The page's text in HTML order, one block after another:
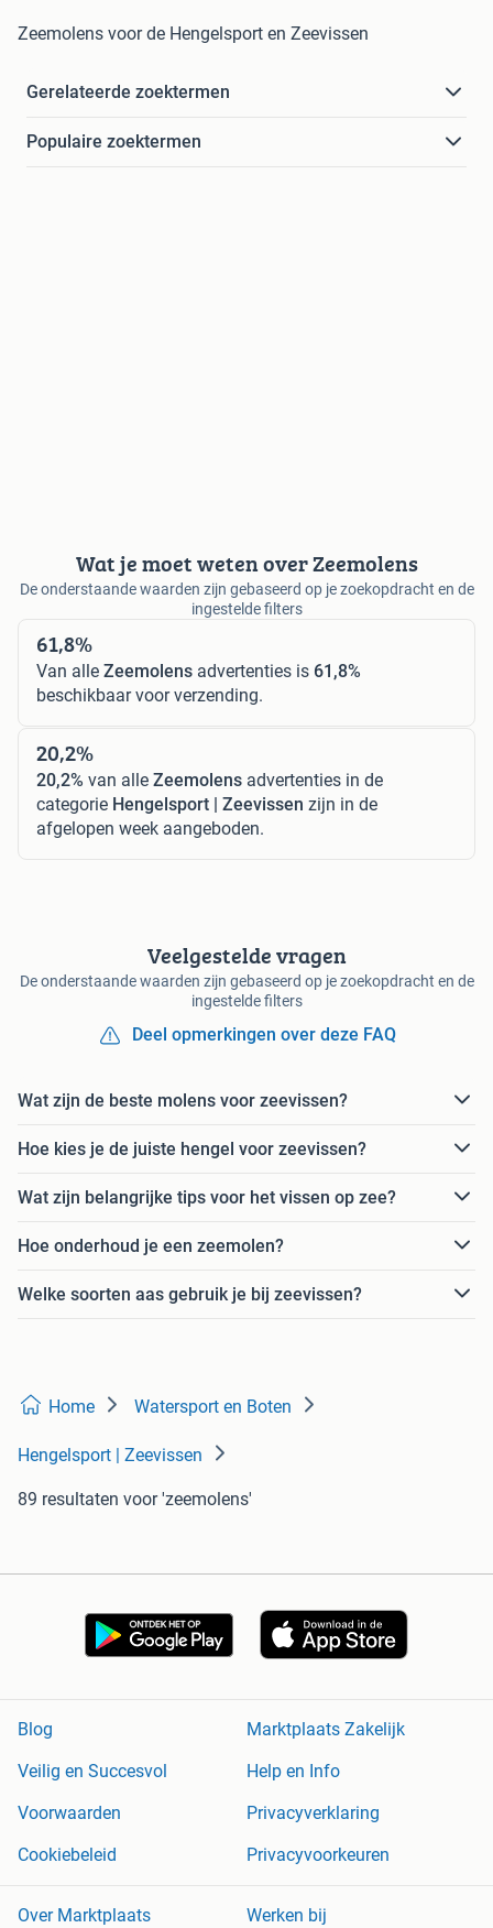
Zeemolens voor de Hengelsport en Zeevissen
Gerelateerde zoektermen
Populaire zoektermen
Wat je moet weten over Zeemolens
De onderstaande waarden zijn gebaseerd op je zoekopdracht en de
ingestelde filters
61,8%
Van alle Zeemolens advertenties is 61,8%
beschikbaar voor verzending.
20,2%
20,2% van alle Zeemolens advertenties in de
categorie Hengelsport | Zeevissen zijn in de
afgelopen week aangeboden.
Veelgestelde vragen
De onderstaande waarden zijn gebaseerd op je zoekopdracht en de
ingestelde filters
Deel opmerkingen over deze FAQ
Wat zijn de beste molens voor zeevissen?
Hoe kies je de juiste hengel voor zeevissen?
Wat zijn belangrijke tips voor het vissen op zee?
Hoe onderhoud je een zeemolen?
Welke soorten aas gebruik je bij zeevissen?
Home Watersport en Boten
Hengelsport | Zeevissen
89 resultaten voor 'zeemolens'
Blog
Marktplaats Zakelijk
Veilig en Succesvol
Help en Info
Voorwaarden
Privacyverklaring
Cookiebeleid
Privacyvoorkeuren
Over Marktplaats Werken bij